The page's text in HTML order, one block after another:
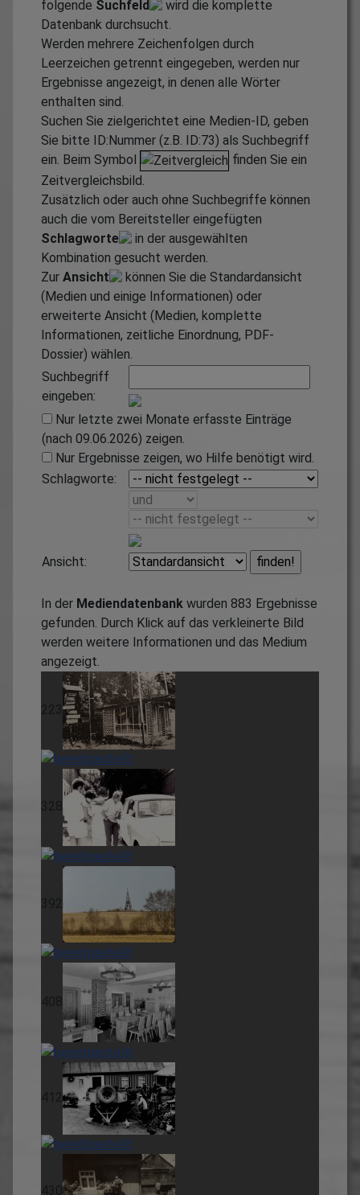
folgende Suchfeld
wird die komplette
Datenbank durchsucht.
Werden mehrere Zeichenfolgen durch
Leerzeichen getrennt eingegeben, werden nur
Ergebnisse angezeigt, in denen alle Wörter
enthalten sind.
Suchen Sie zielgerichtet eine Medien-ID, geben
Sie bitte ID:Nummer (z.B. ID:73) als Suchbegriff
ein. Beim Symbol
finden Sie ein
Zeitvergleichsbild.
Zusätzlich oder auch ohne Suchbegriffe können
auch die vom Bereitsteller eingefügten
Schlagworte
in der ausgewählten
Kombination gesucht werden.
Zur Ansicht
können Sie die Standardansicht
(Medien und einige Informationen) oder
erweiterte Ansicht (Medien, komplette
Informationen, zeitliche Einordnung, PDF-
Dossier) wählen.
Suchbegriff
eingeben:
Nur letzte zwei Monate erfasste Einträge
(nach 09.06.2026) zeigen.
Nur Ergebnisse zeigen, wo Hilfe benötigt wird.
Schlagworte:
Ansicht:
In der Mediendatenbank wurden 883 Ergebnisse
gefunden. Durch Klick auf das verkleinerte Bild
werden weitere Informationen und das Medium
angezeigt.